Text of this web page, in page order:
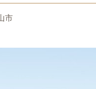
市